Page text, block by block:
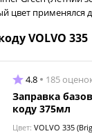
цвет применялся
VOLVO 335
4.8 185
Заправка
коду 375мл
Цвет: VOLVO 335